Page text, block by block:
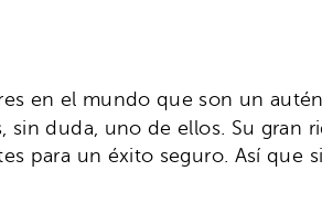
en el mundo que son un
sin duda, uno de ellos. Su gran
para un éxito seguro. Así que